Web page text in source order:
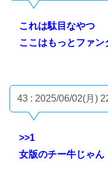
これは駄目なやつ
ここはもっとファン
43 : 2025/06/02(月)
>>1
女版のチー牛じゃん